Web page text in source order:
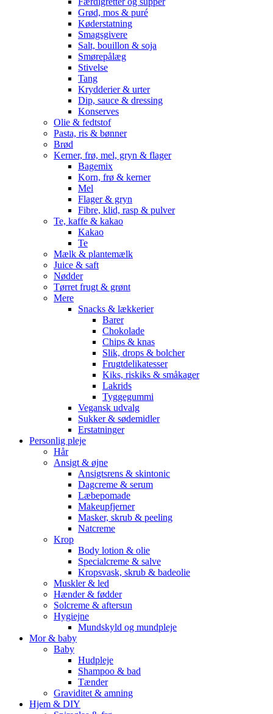
Grød, mos & puré
Køderstatning
Smagsgivere
Salt, bouillon & soja
Smørepålæg
Stivelse
Tang
Krydderier & urter
Dip, sauce & dressing
Konserves
Olie & fedtstof
Pasta, ris & bønner
Brød
Kerner, frø, mel, gryn & flager
Bagemix
Korn, frø & kerner
Mel
Flager & gryn
Fibre, klid, rasp & pulver
Te, kaffe & kakao
Kakao
Te
Mælk & plantemælk
Juice & saft
Nødder
Tørret frugt & grønt
Mere
Snacks & lækkerier
Barer
Chokolade
Chips & knas
Slik, drops & bolcher
Frugtdelikatesser
Kiks, riskiks & småkager
Lakrids
Tyggegummi
Vegansk udvalg
Sukker & sødemidler
Erstatninger
Personlig pleje
Hår
Ansigt & øjne
Ansigtsrens & skintonic
Dagcreme & serum
Læbepomade
Makeupfjerner
Masker, skrub & peeling
Natcreme
Krop
Body lotion & olie
Specialcreme & salve
Kropsvask, skrub & badeolie
Muskler & led
Hænder & fødder
Solcreme & aftersun
Hygiejne
Mundskyld og mundpleje
Mor & baby
Baby
Hudpleje
Shampoo & bad
Tænder
Graviditet & amning
Hjem & DIY